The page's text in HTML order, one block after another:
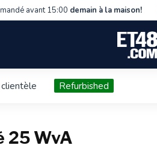
avant 15:00 demain à la maison!
Refurbished
25 WvA